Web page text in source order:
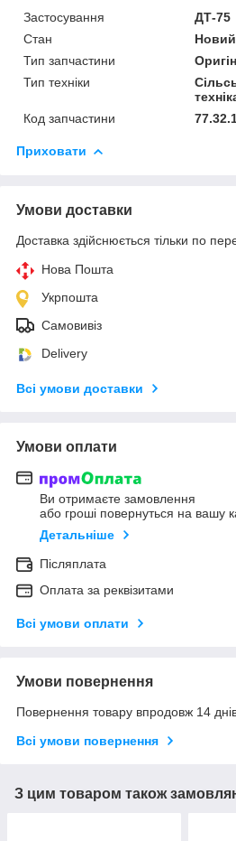
Застосування
ДТ-75
Стан
Новий
Тип запчастини
Тип техніки
Код запчастини
Приховати
Умови доставки
Доставка здійснюється тільки по
Нова Пошта
Укрпошта
Самовивіз
Delivery
Всі умови доставки
Умови оплати
Ви отримаєте замовлення
або гроші повернуться на вашу
Детальніше
Післяплата
Оплата за реквізитами
Всі умови оплати
Умови повернення
Повернення товару впродовж 14
Всі умови повернення
З цим товаром також